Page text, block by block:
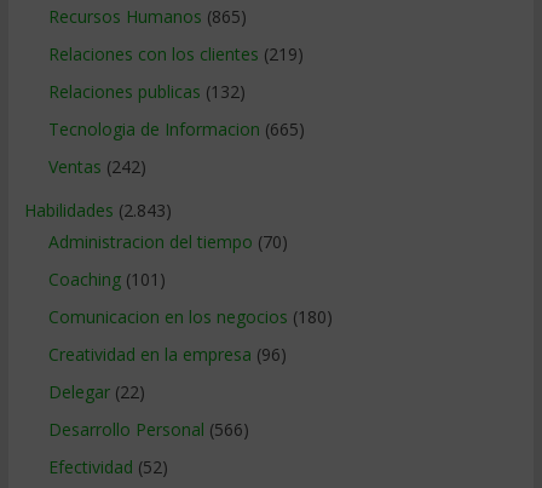
Recursos Humanos (865)
Relaciones con los clientes (219)
Relaciones publicas (132)
Tecnologia de Informacion (665)
Ventas (242)
Habilidades (2.843)
Administracion del tiempo (70)
Coaching(101)
Comunicacion en los negocios (180)
Creatividad en la empresa (96)
Delegar(22)
Desarrollo Personal (566)
Efectividad (52)